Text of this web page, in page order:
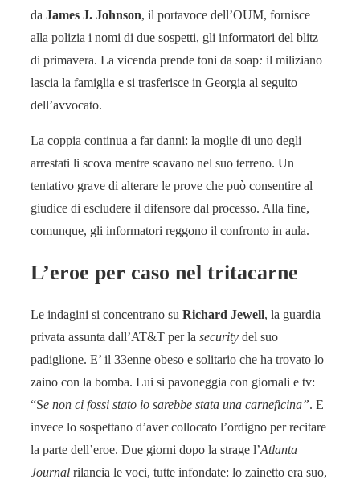
da James J. Johnson, il portavoce dell’OUM, fornisce
alla polizia i nomi di due sospetti, gli informatori del blitz
di primavera. La vicenda prende toni da soap: il miliziano
lascia la famiglia e si trasferisce in Georgia al seguito
dell’avvocato.
La coppia continua a far danni: la moglie di uno degli
arrestati li scova mentre scavano nel suo terreno. Un
tentativo grave di alterare le prove che può consentire al
giudice di escludere il difensore dal processo. Alla fine,
comunque, gli informatori reggono il confronto in aula.
L’eroe per caso nel tritacarne
Le indagini si concentrano su Richard Jewell, la guardia
privata assunta dall’AT&T per la security del suo
padiglione. E’ il 33enne obeso e solitario che ha trovato lo
zaino con la bomba. Lui si pavoneggia con giornali e tv:
“Se non ci fossi stato io sarebbe stata una carneficina”. E
invece lo sospettano d’aver collocato l’ordigno per recitare
la parte dell’eroe. Due giorni dopo la strage l’Atlanta
Journal rilancia le voci, tutte infon­date: lo zainetto era suo,